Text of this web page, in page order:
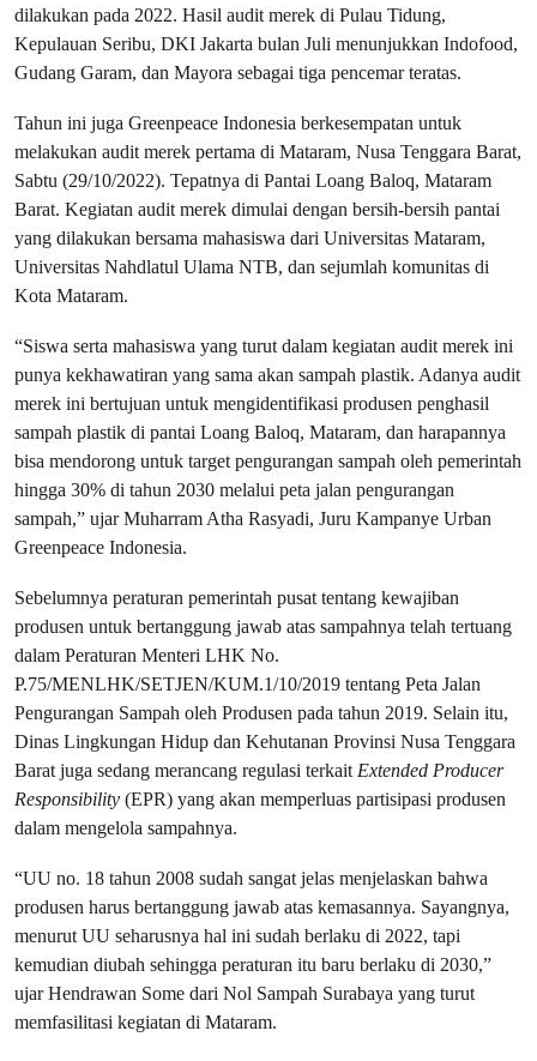
dilakukan pada 2022. Hasil audit merek di Pulau Tidung,
Kepulauan Seribu, DKI Jakarta bulan Juli menunjukkan Indofood,
Gudang Garam, dan Mayora sebagai tiga pencemar teratas.
Tahun ini juga Greenpeace Indonesia berkesempatan untuk
melakukan audit merek pertama di Mataram, Nusa Tenggara Barat,
Sabtu (29/10/2022). Tepatnya di Pantai Loang Baloq, Mataram
Barat. Kegiatan audit merek dimulai dengan bersih-bersih pantai
yang dilakukan bersama mahasiswa dari Universitas Mataram,
Universitas Nahdlatul Ulama NTB, dan sejumlah komunitas di
Kota Mataram.
“Siswa serta mahasiswa yang turut dalam kegiatan audit merek ini
punya kekhawatiran yang sama akan sampah plastik. Adanya audit
merek ini bertujuan untuk mengidentifikasi produsen penghasil
sampah plastik di pantai Loang Baloq, Mataram, dan harapannya
bisa mendorong untuk target pengurangan sampah oleh pemerintah
hingga 30% di tahun 2030 melalui peta jalan pengurangan
sampah,” ujar Muharram Atha Rasyadi, Juru Kampanye Urban
Greenpeace Indonesia.
Sebelumnya peraturan pemerintah pusat tentang kewajiban
produsen untuk bertanggung jawab atas sampahnya telah tertuang
dalam Peraturan Menteri LHK No.
P.75/MENLHK/SETJEN/KUM.1/10/2019 tentang Peta Jalan
Pengurangan Sampah oleh Produsen pada tahun 2019. Selain itu,
Dinas Lingkungan Hidup dan Kehutanan Provinsi Nusa Tenggara
Barat juga sedang merancang regulasi terkaitExtended Producer
Responsibility (EPR) yang akan memperluas partisipasi produsen
dalam mengelola sampahnya.
“UU no. 18 tahun 2008 sudah sangat jelas menjelaskan bahwa
produsen harus bertanggung jawab atas kemasannya. Sayangnya,
menurut UU seharusnya hal ini sudah berlaku di 2022, tapi
kemudian diubah sehingga peraturan itu baru berlaku di 2030,”
ujar Hendrawan Some dari Nol Sampah Surabaya yang turut
memfasilitasi kegiatan di Mataram.